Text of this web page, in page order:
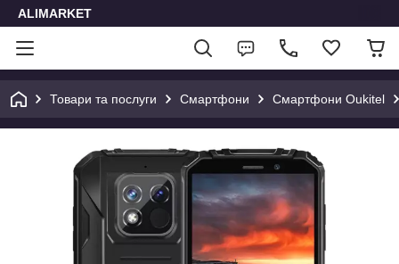
ALIMARKET
Товари та послуги Смартфони Смартфони Oukitel